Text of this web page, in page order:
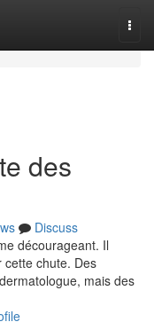
des
Discuss
décourageant. Il
cette chute. Des
mais des